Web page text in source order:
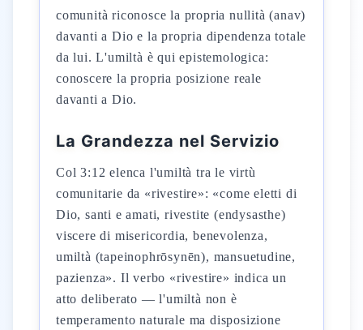
comunità riconosce la propria nullità (anav)
davanti a Dio e la propria dipendenza totale
da lui. L'umiltà è qui epistemologica:
conoscere la propria posizione reale
davanti a Dio.
La Grandezza nel Servizio
Col 3:12 elenca l'umiltà tra le virtù
comunitarie da «rivestire»: «come eletti di
Dio, santi e amati, rivestite (endysasthe)
viscere di misericordia, benevolenza,
umiltà (tapeinophrōsynēn), mansuetudine,
pazienza». Il verbo «rivestire» indica un
atto deliberato — l'umiltà non è
temperamento naturale ma disposizione